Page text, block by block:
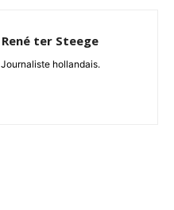
René ter Steege
Journaliste hollandais.